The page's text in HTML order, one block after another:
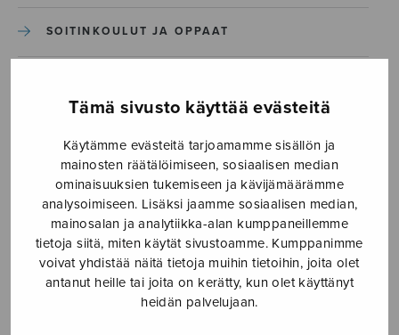
Tämä sivusto käyttää evästeitä
Käytämme evästeitä tarjoamamme sisällön ja
mainosten räätälöimiseen, sosiaalisen median
ominaisuuksien tukemiseen ja kävijämäärämme
analysoimiseen. Lisäksi jaamme sosiaalisen median,
mainosalan ja analytiikka-alan kumppaneillemme
tietoja siitä, miten käytät sivustoamme. Kumppanimme
voivat yhdistää näitä tietoja muihin tietoihin, joita olet
antanut heille tai joita on kerätty, kun olet käyttänyt
heidän palvelujaan.
SOITINKOULUT JA OPPAAT
YLEINEN
Sulasol nuottikauppa
Myymälä avoinna
ma–pe klo 10–16 tai sopimuksen mukaan